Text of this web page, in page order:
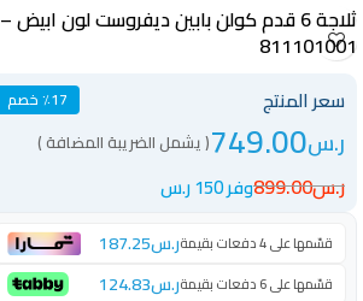
ثلاجة 6 قدم كولن بابين ديفروست لون ابيض –
811101001
سعر المنتج ٪17 خصم
ر.س749.00( يشمل الضريبة المضافة )
ر.س899.00وفر 150 ر.س
قسّمها على 4 دفعات بقيمة ر.س187.25
قسّمها على 6 دفعات بقيمة ر.س124.83